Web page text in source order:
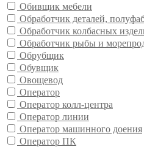
Обивщик мебели
Обработчик деталей,
Обработчик колбасных
Обработчик рыбы и
Обрубщик
Обувщик
Овощевод
Оператор
Оператор колл-центра
Оператор линии
Оператор машинного доения
Оператор ПК